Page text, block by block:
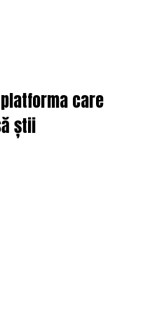
care
știi